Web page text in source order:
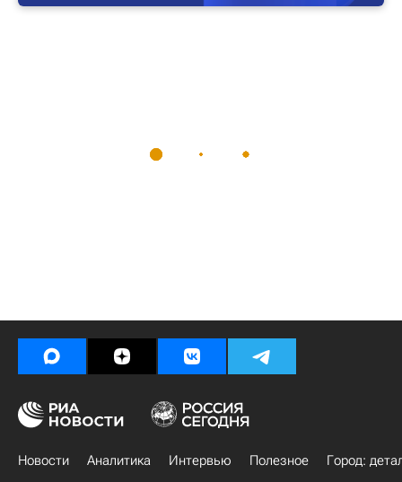
Новости Аналитика Интервью Полезное
Город: